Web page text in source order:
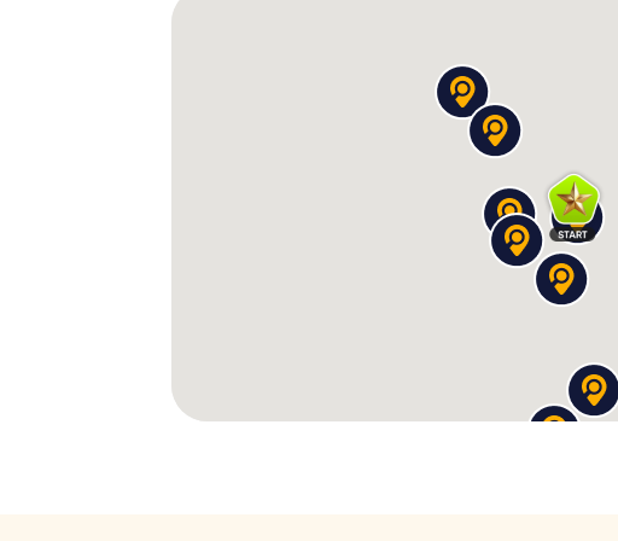
Berühmte Persönlichkeiten und
Kampen hat im Laufe der Jahrhunderte viele
Während eurer Schnitzeljagd werdet ihr mehr über
Geschichte der Stadt erfahren. Einige Aufgaben
Persönlichkeiten verbunden sind, und bieten euch
Die Schnitzeljagd in Kampen ist eine spannende
Stadt, sondern auch ihre berühmten Bewohner
inspirieren und erlebt Kampen auf eine ganz
Die Schnitzeljagd in Kampen ist so konzipiert, dass